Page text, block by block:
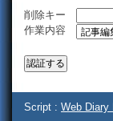
削除キー
作業内容
Script : Web Diary